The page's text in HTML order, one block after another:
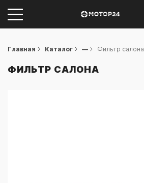
Главная Каталог — Фильтр салона
ФИЛЬТР САЛОНА